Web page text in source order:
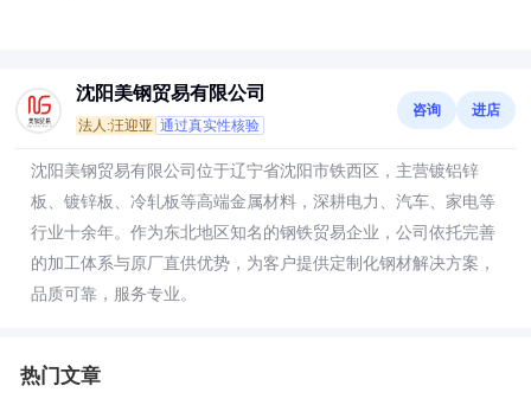
沈阳美钢贸易有限公司
法人:汪迎亚 通过真实性核验
咨询 进店
沈阳美钢贸易有限公司位于辽宁省沈阳市铁西区，主营镀铝锌
板、镀锌板、冷轧板等高端金属材料，深耕电力、汽车、家电等
行业十余年。作为东北地区知名的钢铁贸易企业，公司依托完善
的加工体系与原厂直供优势，为客户提供定制化钢材解决方案，
品质可靠，服务专业。
热门文章